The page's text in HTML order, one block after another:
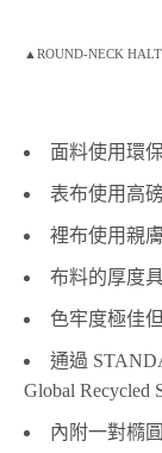
▲ROUND-NECK
面料使用環
表布使用高
裡布使用親
布料的厚度
色牢度極佳
通過
Global Recycled
內附一對橢